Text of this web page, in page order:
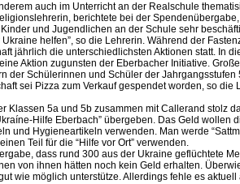
auch im Unterricht an der Realschule
berichtete bei der
und Jugendlichen an der Schule sehr
helfen”, so die Lehrerin. Während der
jährlich die unterschiedlichsten Aktionen statt. In
Aktion zugunsten der Eberbacher Initiative.
der Schülerinnen und Schüler der Jahrgangsstufen
sei Pizza zum Verkauf gespendet worden, so die
Klassen 5a und 5b zusammen mit Callerand stolz
Hilfe Eberbach” übergeben. Das Geld wollen
und Hygieneartikeln verwenden. Man werde
Teil für die “Hilfe vor Ort” verwenden.
dass rund 300 aus der Ukraine geflüchtete
von ihnen hätten noch kein Geld erhalten.
wie möglich unterstütze. Allerdings fehle es